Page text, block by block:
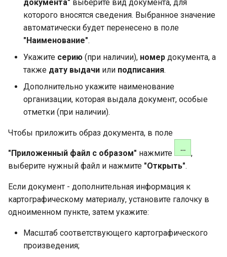
документа" выберите вид документа, для
которого вносятся сведения. Выбранное значение
автоматически будет перенесено в поле
"Наименование".
Укажите серию (при наличии), номер документа, а
также дату выдачи или подписания.
Дополнительно укажите наименование
организации, которая выдала документ, особые
отметки (при наличии).
Чтобы приложить образ документа, в поле
"Приложенный файл с образом" нажмите
,
выберите нужный файл и нажмите "Открыть".
Если документ - дополнительная информация к
картографическому материалу, установите галочку в
одноименном пункте, затем укажите:
Масштаб соответствующего картографического
произведения;